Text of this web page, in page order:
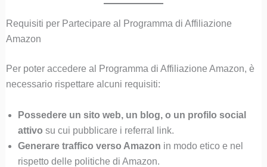
Requisiti per Partecipare al Programma di Affiliazione
Amazon
Per poter accedere al Programma di Affiliazione Amazon, è
necessario rispettare alcuni requisiti:
Possedere un sito web, un blog, o un profilo social
attivo su cui pubblicare i referral link.
Generare traffico verso Amazon in modo etico e nel
rispetto delle politiche di Amazon.